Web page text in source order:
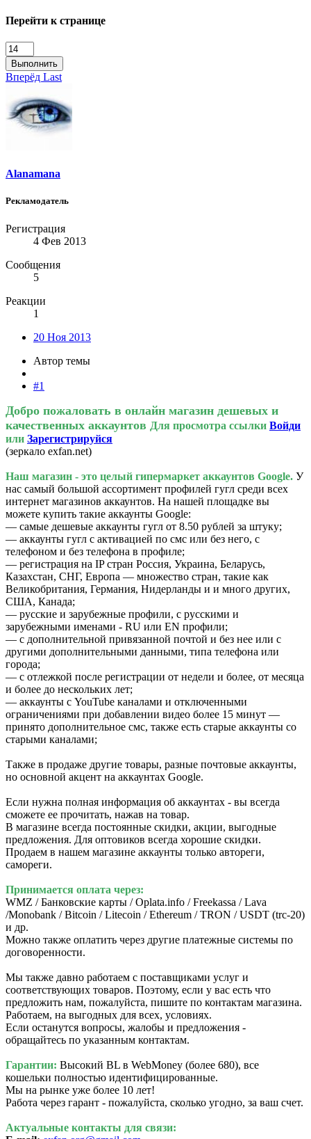
Перейти к странице
Выполнить
Вперёд Last
Alanamana
Рекламодатель
Регистрация
4 Фев 2013
Сообщения
5
Реакции
1
20 Ноя 2013
Автор темы
#1
Добро пожаловать в онлайн магазин дешевых и
качественных аккаунтов Для просмотра ссылки Войди
или Зарегистрируйся
(зеркало exfan.net)
Наш магазин - это целый гипермаркет аккаунтов Google. У
нас самый большой ассортимент профилей гугл среди всех
интернет магазинов аккаунтов. На нашей площадке вы
можете купить такие аккаунты Google:
— самые дешевые аккаунты гугл от 8.50 рублей за штуку;
— аккаунты гугл с активацией по смс или без него, с
телефоном и без телефона в профиле;
— регистрация на IP стран Россия, Украина, Беларусь,
Казахстан, СНГ, Европа — множество стран, такие как
Великобритания, Германия, Нидерланды и и много других,
США, Канада;
— русские и зарубежные профили, с русскими и
зарубежными именами - RU или EN профили;
— с дополнительной привязанной почтой и без нее или с
другими дополнительными данными, типа телефона или
города;
— с отлежкой после регистрации от недели и более, от месяца
и более до нескольких лет;
— аккаунты с YouTube каналами и отключенными
ограничениями при добавлении видео более 15 минут —
принято дополнительное смс, также есть старые аккаунты со
старыми каналами;
Также в продаже другие товары, разные почтовые аккаунты,
но основной акцент на аккаунтах Google.
Если нужна полная информация об аккаунтах - вы всегда
сможете ее прочитать, нажав на товар.
В магазине всегда постоянные скидки, акции, выгодные
предложения. Для оптовиков всегда хорошие скидки.
Продаем в нашем магазине аккаунты только автореги,
самореги.
Принимается оплата через:
WMZ / Банковские карты / Oplata.info / Freekassa / Lava
/Monobank / Bitcoin / Litecoin / Ethereum / TRON / USDT (trc-20)
и др.
Можно также оплатить через другие платежные системы по
договоренности.
Мы также давно работаем с поставщиками услуг и
соответствующих товаров. Поэтому, если у вас есть что
предложить нам, пожалуйста, пишите по контактам магазина.
Работаем, на выгодных для всех, условиях.
Если останутся вопросы, жалобы и предложения -
обращайтесь по указанным контактам.
Гарантии: Высокий BL в WebMoney (более 680), все
кошельки полностью идентифицированные.
Мы на рынке уже более 10 лет!
Работа через гарант - пожалуйста, сколько угодно, за ваш счет.
Актуальные контакты для связи: